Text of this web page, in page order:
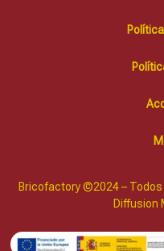
Bricofactory ©2024 –
Diffusion